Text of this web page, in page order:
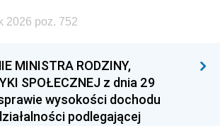
2026 poz. 752
MINISTRA RODZINY,
SPOŁECZNEJ z dnia 29
wysokości dochodu
podlegającej